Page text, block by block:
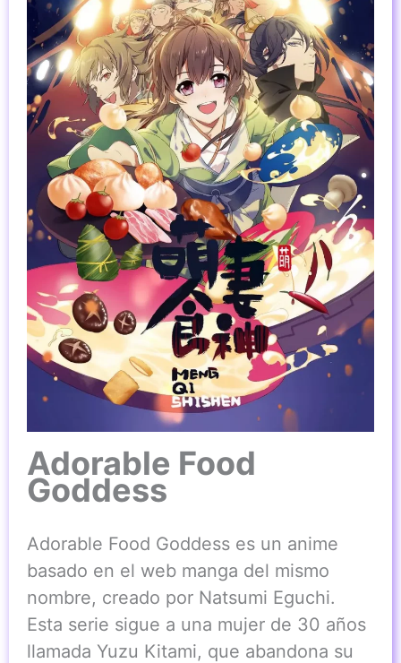
Adorable Food
Goddess
Adorable Food Goddess es un anime
basado en el web manga del mismo
nombre, creado por Natsumi Eguchi.
Esta serie sigue a una mujer de 30 años
llamada Yuzu Kitami, que abandona su